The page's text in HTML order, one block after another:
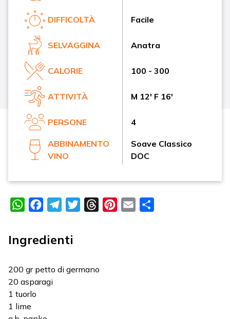
DIFFICOLTÀ Facile
SELVAGGINA Anatra
CALORIE 100 - 300
ATTIVITÀ M 12' F 16'
PERSONE 4
ABBINAMENTO
VINO
Soave Classico
DOC
WhatsAppFacebookTelegramTwitterThreadsPinterest
Email
Ingredienti
200 gr petto di germano
20 asparagi
1 tuorlo
1 lime